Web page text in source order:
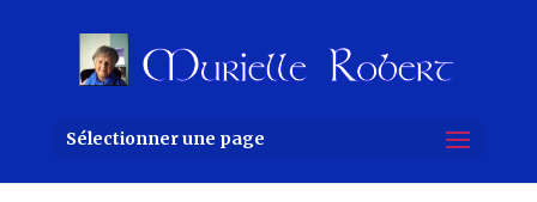
Sélectionner une page